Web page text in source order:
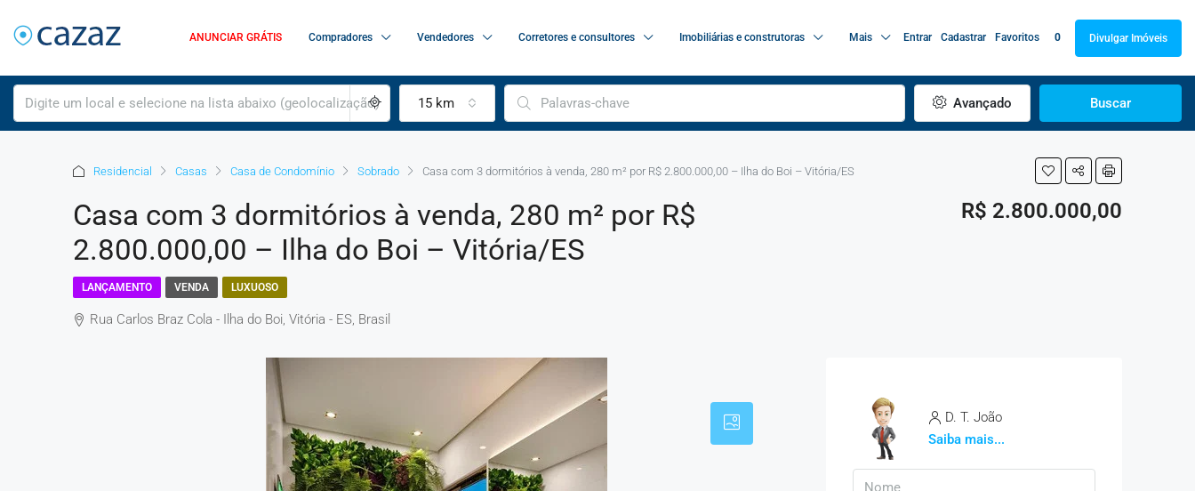
ANUNCIAR GRÁTIS Compradores Vendedores Corretores e consultores Imobiliárias e construtoras Mais Entrar Cadastrar Favoritos 0 Divulgar Imóveis
15 km Avançado Buscar
Residencial Casas Casa de Condomínio Sobrado Casa com 3 dormitórios à venda, 280 m² por R$ 2.800.000,00 – Ilha do Boi – Vitória/ES
Casa com 3 dormitórios à venda, 280 m² por R$
2.800.000,00 – Ilha do Boi – Vitória/ES
R$ 2.800.000,00
LANÇAMENTO VENDA LUXUOSO
Rua Carlos Braz Cola - Ilha do Boi, Vitória - ES, Brasil
D. T. João
Saiba mais...